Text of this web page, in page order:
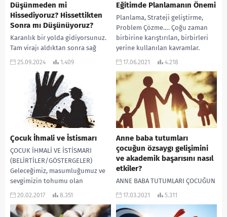
Düşünmeden mi
Hissediyoruz? Hissettikten
Sonra mı Düşünüyoruz?
Karanlık bir yolda gidiyorsunuz.
Tam virajı aldıktan sonra sağ
şeritte dörtlüleri yakmış, duran
koltukta oturan arkadaşınız...
25.09.2024 1.409
Eğitimde Planlamanın Önemi
Planlama, Strateji geliştirme,
Problem Çözme…. Çoğu zaman
birbirine karıştırılan, birbirleri
yerine kullanılan kavramlar.
Planlama: Genel olarak
doğrultusunda yapılacak...
17.06.2021 4.218
Çocuk İhmali ve İstismarı
ÇOCUK İHMALİ VE İSTİSMARI
(BELİRTİLER/GÖSTERGELER)
Geleceğimiz, masumluğumuz ve
sevgimizin tohumu olan
çocuklarımız için onları korumak
istismarını...
20.02.2017 8.351
Anne baba tutumları
çocuğun özsaygı gelişimini
ve akademik başarısını nasıl
etkiler?
ANNE BABA TUTUMLARI ÇOCUĞUN
ÖZSAYGI GELİŞİMİNİ VE AKADEMİK
babalar sağlıklı kişiliğe sahip
17.03.2021 5.311